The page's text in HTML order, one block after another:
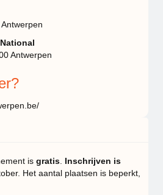
Antwerpen
is gratis. Inschrijven is
Het aantal plaatsen is beperkt,